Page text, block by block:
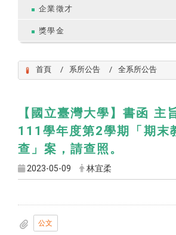
企業徵才
獎學金
首頁 系所公告 全系所公告
【國立臺灣大學】書函 主
111學年度第2學期「期末
查」案，請查照。
2023-05-09 林宜柔
公文